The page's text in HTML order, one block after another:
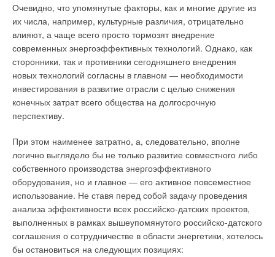
Очевидно, что упомянутые факторы, как и многие другие из
их числа, например, культурные различия, отрицательно
влияют, а чаще всего просто тормозят внедрение
современных энергоэффективных технологий. Однако, как
сторонники, так и противники сегодняшнего внедрения
новых технологий согласны в главном — необходимости
инвестирования в развитие отрасли с целью снижения
конечных затрат всего общества на долгосрочную
перспективу.
При этом наименее затратно, а, следовательно, вполне
логично выглядело бы не только развитие совместного либо
собственного производства энергоэффективного
оборудования, но и главное — его активное повсеместное
использование. Не ставя перед собой задачу проведения
анализа эффективности всех российско-датских проектов,
выполненных в рамках вышеупомянутого российско-датского
соглашения о сотрудничестве в области энергетики, хотелось
бы остановиться на следующих позициях:
ЖУРНАЛ СОК ОКТЯБРЬ 2025
эффективности зданий» по Постановлению
Правительства РФ от 27 мая 2022 года №963 должны
быть в СП 60.13330.2020
ЖУРНАЛ СОК ИЮНЬ 2025
→
Первый экологический стандарт для модульных зданий:
как он изменит отрасль
ЖУРНАЛ СОК МАЙ 2025
Уведомления отключены
Комментарии
В этой теме еще нет комментариев
Добавить комментарий